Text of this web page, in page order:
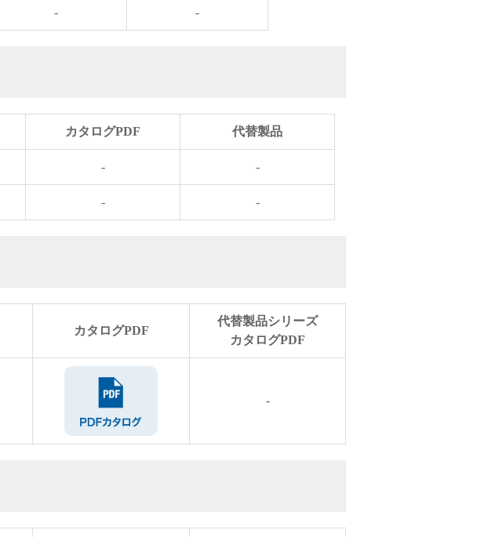
- -
カタログPDF 代替製品
- -
- -
カタログPDF
代替製品シリーズ
カタログPDF
-